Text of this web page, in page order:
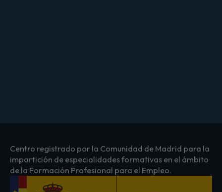
Centro registrado por la Comunidad de Madrid para la
impartición de especialidades formativas en el ámbito
de la Formación Profesional para el Empleo.